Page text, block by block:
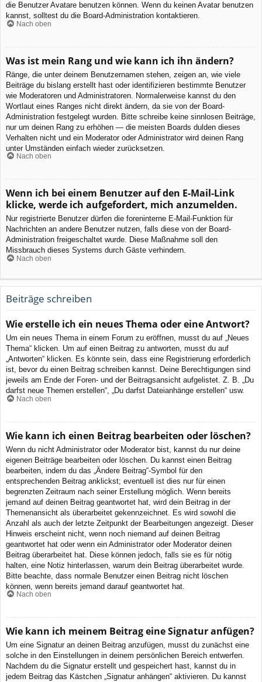
die Benutzer Avatare benutzen können. Wenn du keinen Avatar benutzen
kannst, solltest du die Board-Administration kontaktieren.
Nach oben
Was ist mein Rang und wie kann ich ihn ändern?
Ränge, die unter deinem Benutzernamen stehen, zeigen an, wie viele
Beiträge du bislang erstellt hast oder identifizieren bestimmte Benutzer
wie Moderatoren und Administratoren. Normalerweise kannst du den
Wortlaut eines Ranges nicht direkt ändern, da sie von der Board-
Administration festgelegt wurden. Bitte schreibe keine sinnlosen Beiträge,
nur um deinen Rang zu erhöhen — die meisten Boards dulden dieses
Verhalten nicht und ein Moderator oder Administrator wird deinen Rang
unter Umständen einfach wieder zurücksetzen.
Nach oben
Wenn ich bei einem Benutzer auf den E-Mail-Link
klicke, werde ich aufgefordert, mich anzumelden.
Nur registrierte Benutzer dürfen die foreninterne E-Mail-Funktion für
Nachrichten an andere Benutzer nutzen, falls diese von der Board-
Administration freigeschaltet wurde. Diese Maßnahme soll den
Missbrauch dieses Systems durch Gäste verhindern.
Nach oben
Beiträge schreiben
Wie erstelle ich ein neues Thema oder eine Antwort?
Um ein neues Thema in einem Forum zu eröffnen, musst du auf „Neues
Thema“ klicken. Um auf einen Beitrag zu antworten, musst du auf
„Antworten“ klicken. Es könnte sein, dass eine Registrierung erforderlich
ist, bevor du einen Beitrag schreiben kannst. Deine Berechtigungen sind
jeweils am Ende der Foren- und der Beitragsansicht aufgelistet. Z. B. „Du
darfst neue Themen erstellen“, „Du darfst Dateianhänge erstellen“ usw.
Nach oben
Wie kann ich einen Beitrag bearbeiten oder löschen?
Wenn du nicht Administrator oder Moderator bist, kannst du nur deine
eigenen Beiträge bearbeiten oder löschen. Du kannst einen Beitrag
bearbeiten, indem du das „Ändere Beitrag“-Symbol für den
entsprechenden Beitrag anklickst; eventuell ist dies nur für einen
begrenzten Zeitraum nach seiner Erstellung möglich. Wenn bereits
jemand auf deinen Beitrag geantwortet hat, wird dein Beitrag in der
Themenansicht als überarbeitet gekennzeichnet. Es wird sowohl die
Anzahl als auch der letzte Zeitpunkt der Bearbeitungen angezeigt. Dieser
Hinweis erscheint nicht, wenn noch niemand auf deinen Beitrag
geantwortet hat oder wenn ein Administrator oder Moderator deinen
Beitrag überarbeitet hat. Diese können jedoch, falls sie es für nötig
halten, eine Notiz hinterlassen, warum dein Beitrag überarbeitet wurde.
Bitte beachte, dass normale Benutzer einen Beitrag nicht löschen
können, wenn bereits jemand darauf geantwortet hat.
Nach oben
Wie kann ich meinem Beitrag eine Signatur anfügen?
Um eine Signatur an deinen Beitrag anzufügen, musst du zunächst eine
solche in den Einstellungen in deinem persönlichen Bereich entwerfen.
Nachdem du die Signatur erstellt und gespeichert hast, kannst du in
jedem Beitrag das Kästchen „Signatur anhängen“ aktivieren. Du kannst